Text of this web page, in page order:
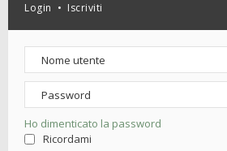
Login • Iscriviti
Ho dimenticato la password
Ricordami